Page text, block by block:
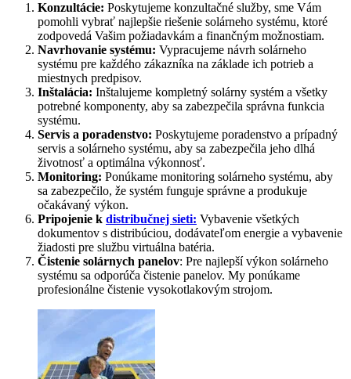
Konzultácie: Poskytujeme konzultačné služby, sme Vám
pomohli vybrať najlepšie riešenie solárneho systému, ktoré
zodpovedá Vašim požiadavkám a finančným možnostiam.
Navrhovanie systému: Vypracujeme návrh solárneho
systému pre každého zákazníka na základe ich potrieb a
miestnych predpisov.
Inštalácia: Inštalujeme kompletný solárny systém a všetky
potrebné komponenty, aby sa zabezpečila správna funkcia
systému.
Servis a poradenstvo: Poskytujeme poradenstvo a prípadný
servis a solárneho systému, aby sa zabezpečila jeho dlhá
životnosť a optimálna výkonnosť.
Monitoring: Ponúkame monitoring solárneho systému, aby
sa zabezpečilo, že systém funguje správne a produkuje
očakávaný výkon.
Pripojenie k distribučnej sieti: Vybavenie všetkých
dokumentov s distribúciou, dodávateľom energie a vybavenie
žiadosti pre službu virtuálna batéria.
Čistenie solárnych panelov: Pre najlepší výkon solárneho
systému sa odporúča čistenie panelov. My ponúkame
profesionálne čistenie vysokotlakovým strojom.
Navigácia